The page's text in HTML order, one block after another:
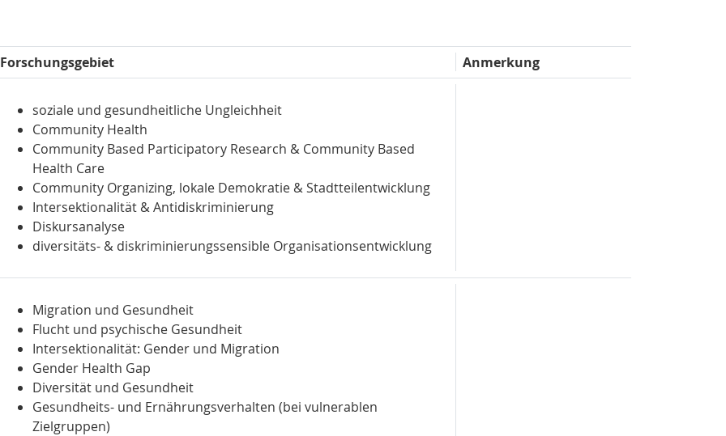
Forschungsgebiet
Anmerkung
soziale und gesundheitliche Ungleichheit
Community Health
Community Based Participatory Research & Community Based
Health Care
Community Organizing, lokale Demokratie & Stadtteilentwicklung
Intersektionalität & Antidiskriminierung
Diskursanalyse
diversitäts- & diskriminierungssensible Organisationsentwicklung
Migration und Gesundheit
Flucht und psychische Gesundheit
Intersektionalität: Gender und Migration
Gender Health Gap
Diversität und Gesundheit
Gesundheits- und Ernährungsverhalten (bei vulnerablen
Zielgruppen)